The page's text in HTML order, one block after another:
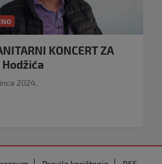
KONCERT ZA
2024.